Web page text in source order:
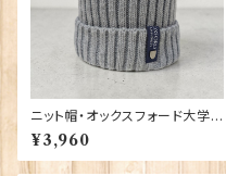
ニット帽・オックスフォード大学
【グレー】 00217
¥3,960